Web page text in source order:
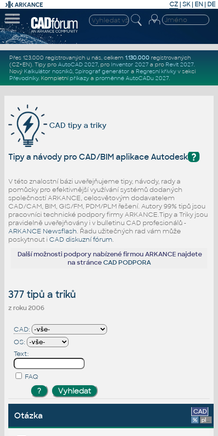
CZ | SK| EN | DE
Přes 123.000 registrovaných u nás, celkem 1.130.000registrovaných
(CZ+EN). Tipy pro AutoCAD 2027, pro Inventor 2027a pro Revit 2027.
Nový Kalkulátor nosníků, Spirograf generátor a Regresní křivkyv sekci
Převodníky. Kompletní příkazya proměnné AutoCADu 2027.
CAD tipy a triky
?
Tipy a návody pro CAD/BIM aplikace Autodesk
V této znalostní bázi uveřejňujeme tipy, návody, rady a
pomůcky pro efektivnější využívání systémů dodaných
společností ARKANCE, celosvětovým dodavatelem
CAD/CAM, BIM, GIS/FM, PDM/PLM řešení. Autory 99% tipů jsou
pracovníci technické podpory firmy ARKANCE.Tipy a Triky jsou
pravidelně uveřejňovány i v bulletinu CAD profesionálů -
ARKANCE Newsflash. Řadu užitečných rad vám může
poskytnout i CAD diskuzní fórum.
Další možnosti podpory nabízené firmou ARKANCE najdete
na stránceCAD PODPORA
377 tipů a triků
z roku 2006
CAD:
OS:
Text:
FAQ
Otázka CAD
% platforma